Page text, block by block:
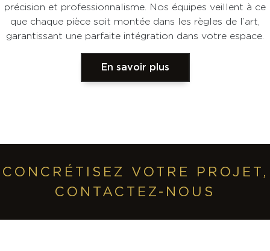
précision et professionnalisme. Nos équipes veillent à ce
que chaque pièce soit montée dans les règles de l’art,
garantissant une parfaite intégration dans votre espace.
En savoir plus
CONCRÉTISEZ VOTRE PROJET,
CONTACTEZ-NOUS